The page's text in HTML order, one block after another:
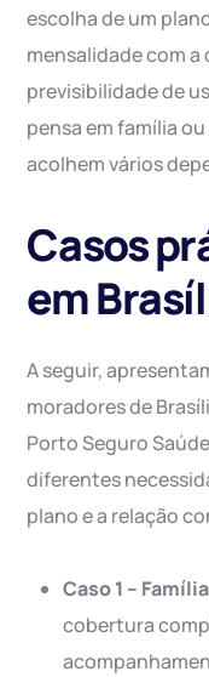
escolha de um
mensalidade com a
previsibilidade de
pensa em família
acolhem vários
Casos
em
A seguir,
moradores de
Porto Seguro
diferentes
plano e a relação
Caso 1 –
cobertura